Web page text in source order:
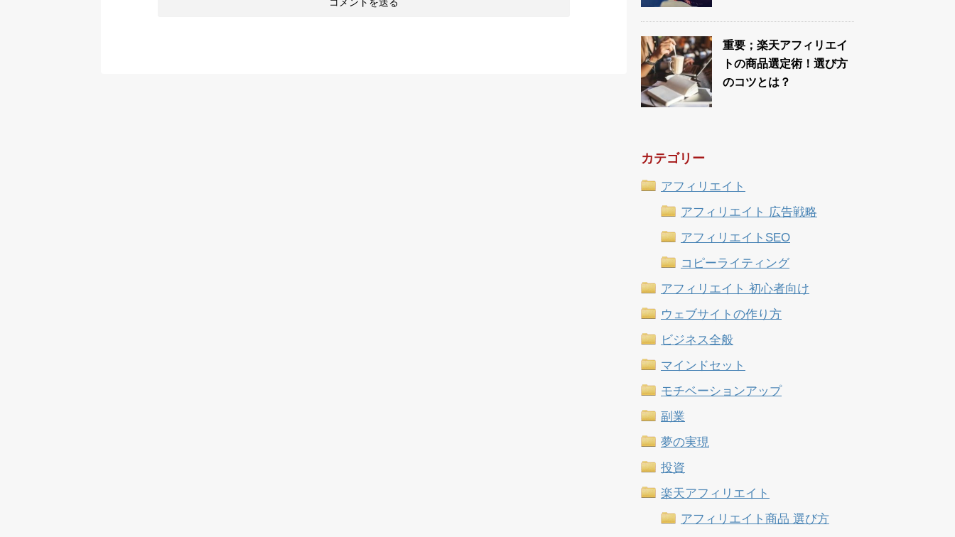
重要；楽天アフィリエイ
トの商品選定術！選び方
のコツとは？
カテゴリー
アフィリエイト
アフィリエイト 広告戦略
アフィリエイトSEO
コピーライティング
アフィリエイト 初心者向け
ウェブサイトの作り方
ビジネス全般
マインドセット
モチベーションアップ
副業
夢の実現
投資
楽天アフィリエイト
アフィリエイト商品 選び方